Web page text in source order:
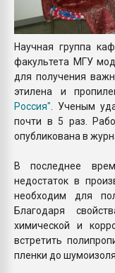
Научная группа
факультета МГУ
для получения
этилена и
Россия" . Ученым
почти в 5 раз.
опубликована в
В последнее
недостаток в
необходим для
Благодаря
химической и
встретить
пленки до